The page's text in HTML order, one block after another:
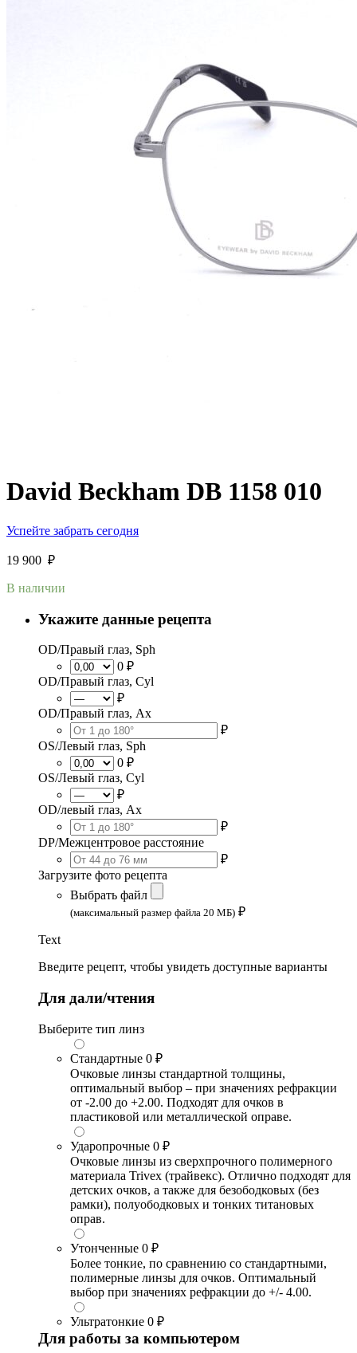
David Beckham DB 1158 010
Успейте забрать сегодня
19 900 ₽
В наличии
Укажите данные рецепта
OD/Правый глаз, Sph
0 ₽
OD/Правый глаз, Cyl
₽
OD/Правый глаз, Ax
₽
OS/Левый глаз, Sph
0 ₽
OS/Левый глаз, Cyl
₽
OD/левый глаз, Ax
₽
DP/Межцентровое расстояние
₽
Загрузите фото рецепта
Выбрать файл
(максимальный размер файла 20 МБ) ₽
Text
Введите рецепт, чтобы увидеть доступные варианты
Для дали/чтения
Выберите тип линз
Стандартные 0 ₽
Очковые линзы стандартной толщины,
оптимальный выбор – при значениях рефракции
от -2.00 до +2.00. Подходят для очков в
пластиковой или металлической оправе.
Ударопрочные 0 ₽
Очковые линзы из сверхпрочного полимерного
материала Trivex (трайвекс). Отлично подходят для
детских очков, а также для безободковых (без
рамки), полуободковых и тонких титановых
оправ.
Утонченные 0 ₽
Более тонкие, по сравнению со стандартными,
полимерные линзы для очков. Оптимальный
выбор при значениях рефракции до +/- 4.00.
Ультратонкие 0 ₽
Для работы за компьютером